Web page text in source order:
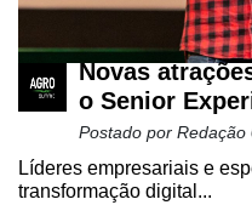
Minha
conta
Notícias
Destaque
Novas
o Senior
Postado por Redação
Líderes empresariais e
transformação digital...